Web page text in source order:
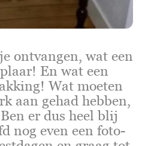
ontvangen, wat een
En wat een
Wat moeten
aan gehad hebben,
er dus heel blij
nog even een foto-